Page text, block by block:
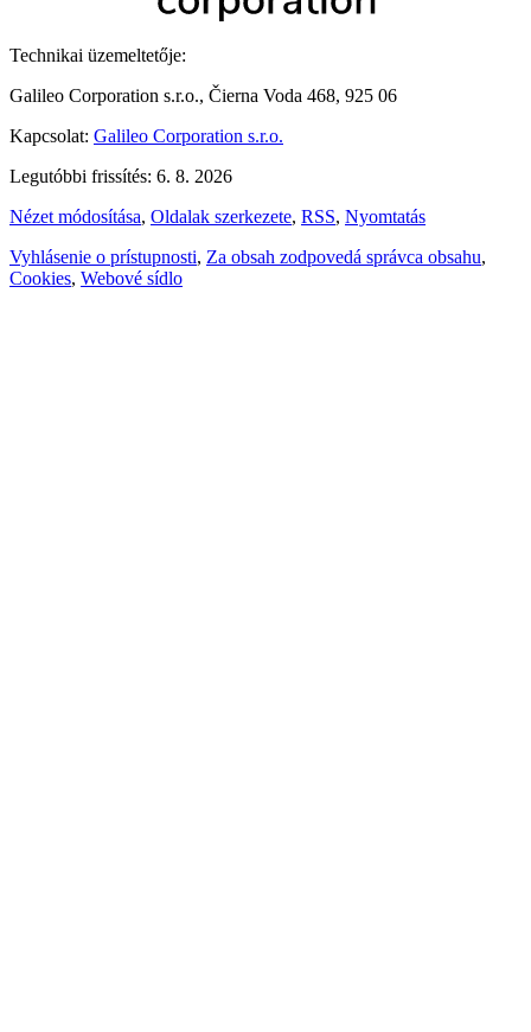
Technikai üzemeltetője:
Galileo Corporation s.r.o., Čierna Voda 468, 925 06
Kapcsolat: Galileo Corporation s.r.o.
Legutóbbi frissítés: 6. 8. 2026
Nézet módosítása, Oldalak szerkezete, RSS, Nyomtatás
Vyhlásenie o prístupnosti, Za obsah zodpovedá správca obsahu,
Cookies, Webové sídlo